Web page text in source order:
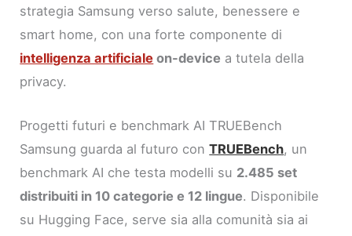
strategia Samsung verso salute, benessere e
smart home, con una forte componente di
intelligenza artificiale on-device a tutela della
privacy.
Progetti futuri e benchmark AI TRUEBench
Samsung guarda al futuro conTRUEBench, un
benchmark AI che testa modelli su 2.485 set
distribuiti in 10 categorie e 12 lingue. Disponibile
su Hugging Face, serve sia alla comunità sia ai